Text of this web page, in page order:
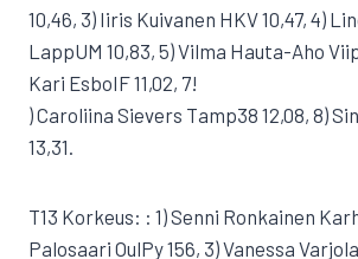
10,46, 3) Iiris Kuivanen HKV 10,47, 4)
LappUM 10,83, 5) Vilma Hauta-Aho
Kari EsboIF 11,02, 7!
) Caroliina Sievers Tamp38 12,08, 8)
13,31.
T13 Korkeus: : 1) Senni Ronkainen
Palosaari OulPy 156, 3) Vanessa